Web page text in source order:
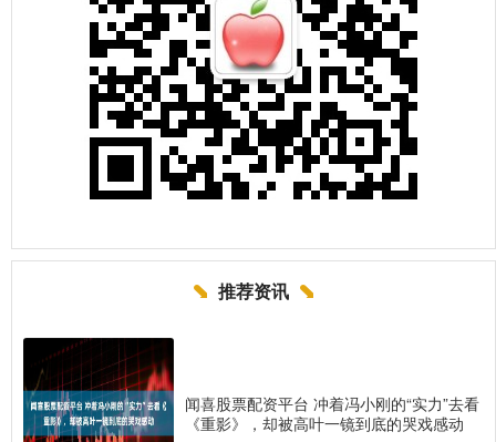
推荐资讯
闻喜股票配资平台 冲着冯小刚的“实力”去看
《重影》，却被高叶一镜到底的哭戏感动